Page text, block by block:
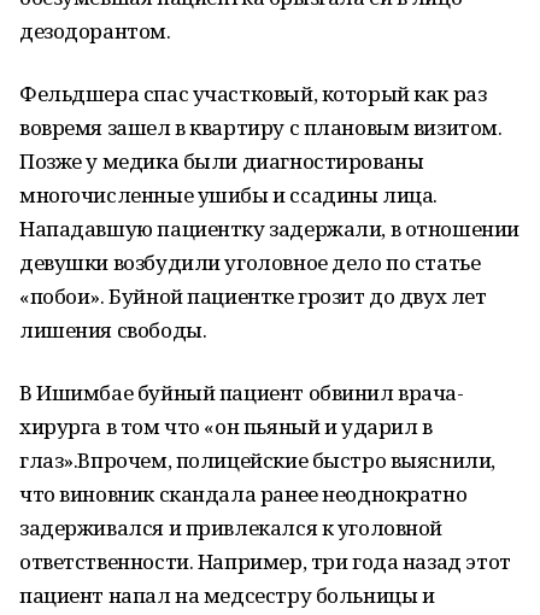
дезодорантом.
Фельдшера спас участковый, который как раз
вовремя зашел в квартиру с плановым визитом.
Позже у медика были диагностированы
многочисленные ушибы и ссадины лица.
Нападавшую пациентку задержали, в отношении
девушки возбудили уголовное дело по статье
«побои». Буйной пациентке грозит до двух лет
лишения свободы.
В Ишимбае буйный пациент обвинил врача-
хирурга в том что «он пьяный и ударил в
глаз».Впрочем, полицейские быстро выяснили,
что виновник скандала ранее неоднократно
задерживался и привлекался к уголовной
ответственности. Например, три года назад этот
пациент напал на медсестру больницы и